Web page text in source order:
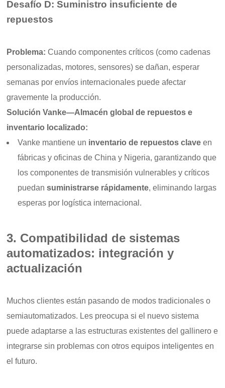
Desafío D: Suministro insuficiente de
repuestos
Problema: Cuando componentes críticos (como cadenas
personalizadas, motores, sensores) se dañan, esperar
semanas por envíos internacionales puede afectar
gravemente la producción.
Solución Vanke—Almacén global de repuestos e
inventario localizado:
Vanke mantiene un inventario de repuestos clave en
fábricas y oficinas de China y Nigeria, garantizando que
los componentes de transmisión vulnerables y críticos
puedansuministrarse rápidamente, eliminando largas
esperas por logística internacional.
3. Compatibilidad de sistemas
automatizados: integración y
actualización
Muchos clientes están pasando de modos tradicionales o
semiautomatizados. Les preocupa si el nuevo sistema
puede adaptarse a las estructuras existentes del gallinero e
integrarse sin problemas con otros equipos inteligentes en
el futuro.